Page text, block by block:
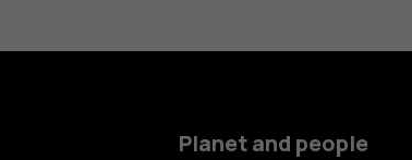
Planet and people